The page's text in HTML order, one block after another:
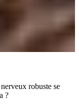
robuste se
?